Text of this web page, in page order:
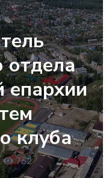
отдела
епархии
клуба
762